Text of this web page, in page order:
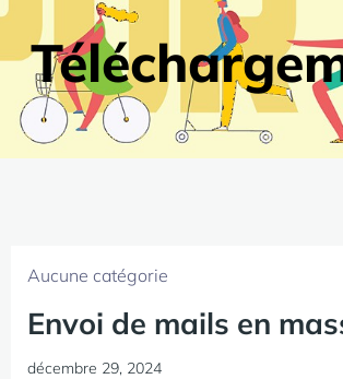
Aucune catégorie
Envoi de mails en
décembre 29, 2024